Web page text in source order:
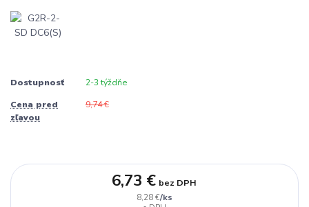
Dostupnosť 2-3 týždňe
Cena pred
zľavou
9,74 €
8,28 €/ks
6,73 € bez DPH